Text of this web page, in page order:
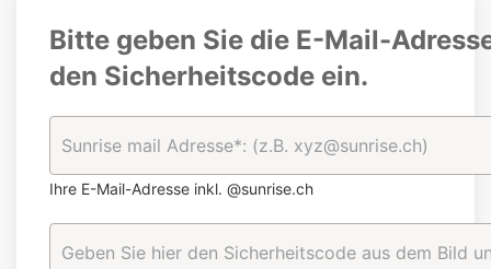
Bitte geben Sie die E-Mail-
den Sicherheitscode ein.
Ihre E-Mail-Adresse inkl. @sunrise.ch